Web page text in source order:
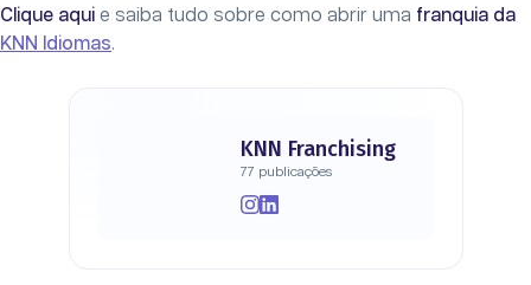
Clique aqui e saiba tudo sobre como abrir uma franquia da
KNN Idiomas.
KNN Franchising
77 publicações